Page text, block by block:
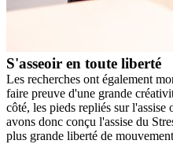
S'asseoir en toute liberté
Les recherches ont également
faire preuve d'une grande
côté, les pieds repliés sur
avons donc conçu l'assise du
plus grande liberté de